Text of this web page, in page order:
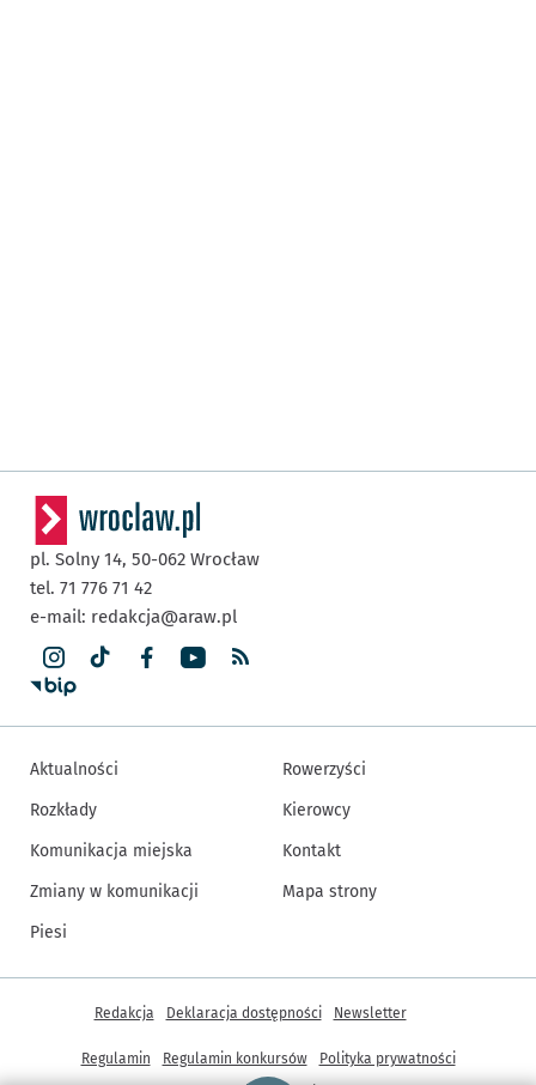
pl. Solny 14, 50-062 Wrocław
tel. 71 776 71 42
e-mail: redakcja@araw.pl
Aktualności
Rozkłady
Komunikacja miejska
Zmiany w komunikacji
Piesi
Rowerzyści
Kierowcy
Kontakt
Mapa strony
Inne informacje
Redakcja Deklaracja dostępności Newsletter
Regulamin Regulamin konkursów
Polityka prywatności